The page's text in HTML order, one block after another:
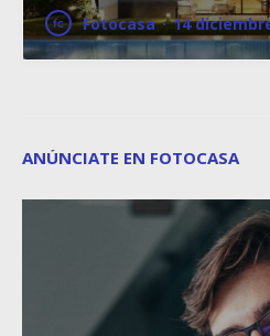
Fotocasa · 14
ANÚNCIATE EN FOTOCASA